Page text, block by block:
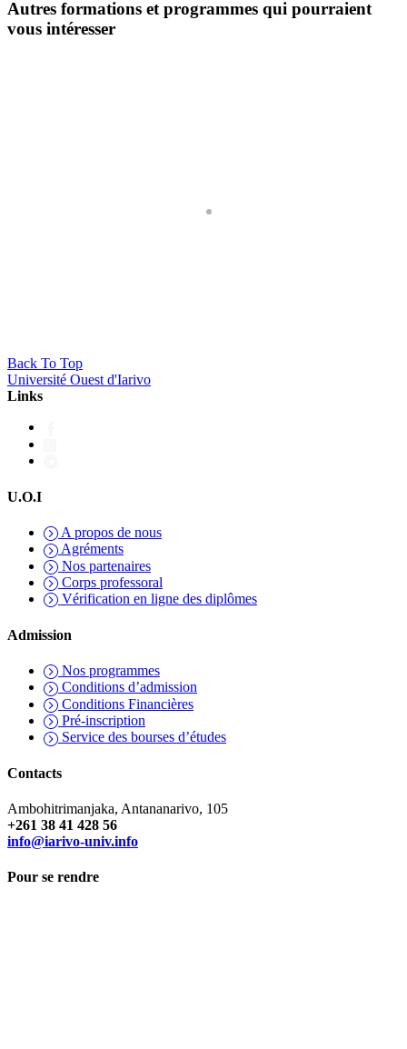
Autres formations et programmes qui pourraient
vous intéresser
Back To Top
Université Ouest d'Iarivo
Links
U.O.I
A propos de nous
Agréments
Nos partenaires
Corps professoral
Vérification en ligne des diplômes
Admission
Nos programmes
Conditions d’admission
Conditions Financières
Pré-inscription
Service des bourses d’études
Contacts
Ambohitrimanjaka, Antananarivo, 105
+261 38 41 428 56
info@iarivo-univ.info
Pour se rendre